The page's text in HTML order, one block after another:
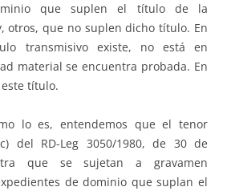
que suplen el título de la
otros, que no suplen dicho título. En
transmisivo existe, no está en
material se encuentra probada. En
título.
lo es, entendemos que el tenor
del RD-Leg 3050/1980, de 30 de
que se sujetan a gravamen
de dominio que suplan el